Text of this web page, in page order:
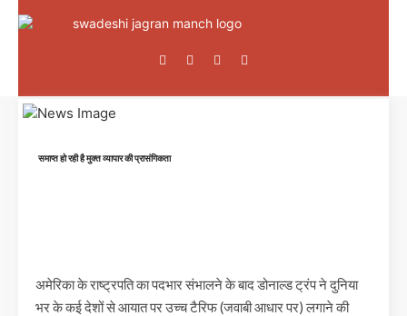
समाप्त हो रही है मुक्त व्यापार की प्रासंगिकता
अमेरिका के राष्ट्रपति का पदभार संभालने के बाद डोनाल्ड ट्रंप ने दुनिया
भर के कई देशों से आयात पर उच्च टैरिफ (जवाबी आधार पर) लगाने की